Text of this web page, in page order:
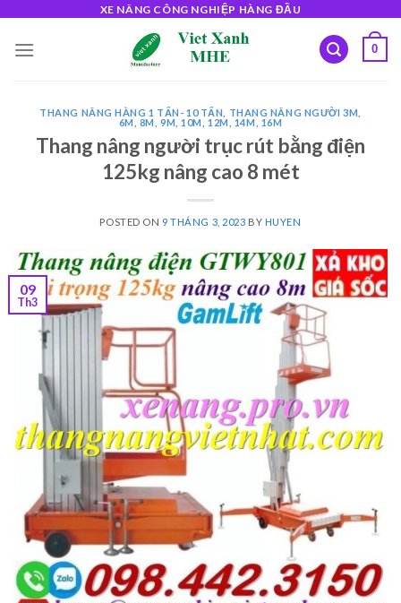
content
XE NÂNG CÔNG NGHIỆP HÀNG ĐẦU
0
THANG NÂNG HÀNG 1 TẤN- 10 TẤN
THANG NÂNG NGƯỜI 3M,
6M, 8M, 9M, 10M, 12M, 14M, 16M
Thang nâng người trục rút bằng điện
125kg nâng cao 8 mét
POSTED ON 9 THÁNG 3, 2023 BY HUYEN
09
Th3